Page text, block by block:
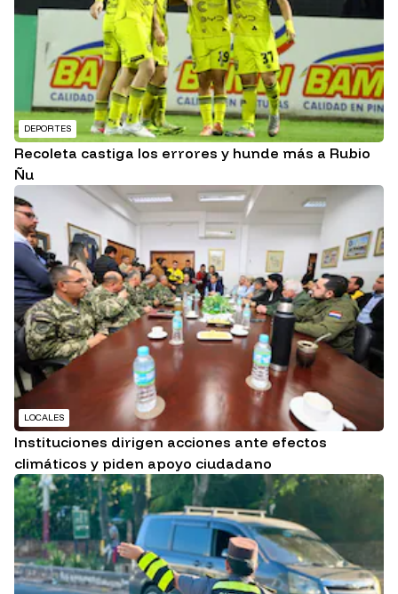
DEPORTES
Recoleta castiga los errores y hunde más a Rubio
Ñu
LOCALES
Instituciones dirigen acciones ante efectos
climáticos y piden apoyo ciudadano